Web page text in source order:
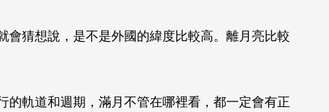
會猜想說，是不是外國的緯度比較高。離月亮比較
的軌道和週期，滿月不管在哪裡看，都一定會有正